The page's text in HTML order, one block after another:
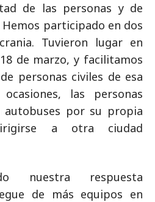
de las personas y de
participado en dos
Tuvieron lugar en
de marzo, y facilitamos
personas civiles de esa
las personas
autobuses por su propia
a otra ciudad
nuestra respuesta
de más equipos en